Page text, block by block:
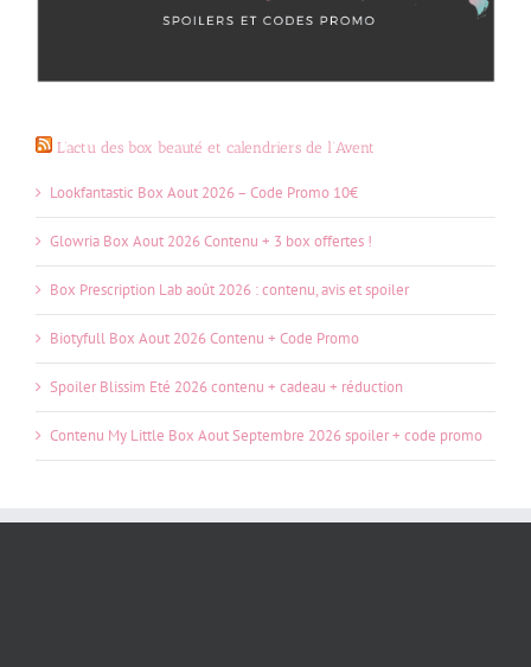
L’actu des box beauté et calendriers de l’Avent
Lookfantastic Box Aout 2026 – Code Promo 10€
Glowria Box Aout 2026 Contenu + 3 box offertes !
Box Prescription Lab août 2026 : contenu, avis et spoiler
Biotyfull Box Aout 2026 Contenu + Code Promo
Spoiler Blissim Eté 2026 contenu + cadeau + réduction
Contenu My Little Box Aout Septembre 2026 spoiler + code promo